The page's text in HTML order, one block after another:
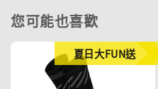
您可能也喜歡
夏日大FUN送